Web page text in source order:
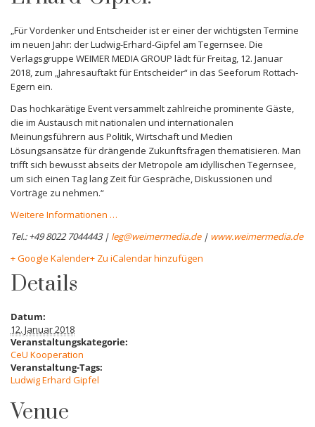
„Für Vordenker und Entscheider ist er einer der wichtigsten Termine
im neuen Jahr: der Ludwig-Erhard-Gipfel am Tegernsee. Die
Verlagsgruppe WEIMER MEDIA GROUP lädt für Freitag, 12. Januar
2018, zum „Jahresauftakt für Entscheider“ in das Seeforum Rottach-
Egern ein.
Das hochkarätige Event versammelt zahlreiche prominente Gäste,
die im Austausch mit nationalen und internationalen
Meinungsführern aus Politik, Wirtschaft und Medien
Lösungsansätze für drängende Zukunftsfragen thematisieren. Man
trifft sich bewusst abseits der Metropole am idyllischen Tegernsee,
um sich einen Tag lang Zeit für Gespräche, Diskussionen und
Vorträge zu nehmen.“
Weitere Informationen …
Tel.: +49 8022 7044443 | leg@weimermedia.de| www.weimermedia.de
+ Google Kalender+ Zu iCalendar hinzufügen
Details
Datum:
12. Januar 2018
Veranstaltungskategorie:
CeU Kooperation
Veranstaltung-Tags:
Ludwig Erhard Gipfel
Venue